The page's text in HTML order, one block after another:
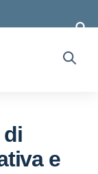
di
e